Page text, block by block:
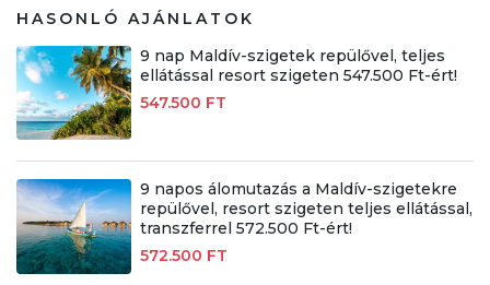
HASONLÓ AJÁNLATOK
9 nap Maldív-szigetek repülővel, teljes
ellátással resort szigeten 547.500 Ft-ért!
547.500 FT
9 napos álomutazás a Maldív-szigetekre
repülővel, resort szigeten teljes ellátással,
transzferrel 572.500 Ft-ért!
572.500 FT